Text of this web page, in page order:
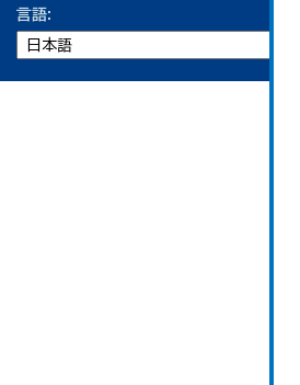
言語